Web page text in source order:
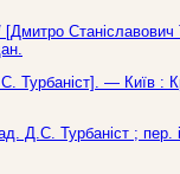
/ [Дмитро
Турбаніст]. — Київ
Д.С. Турбаніст ;